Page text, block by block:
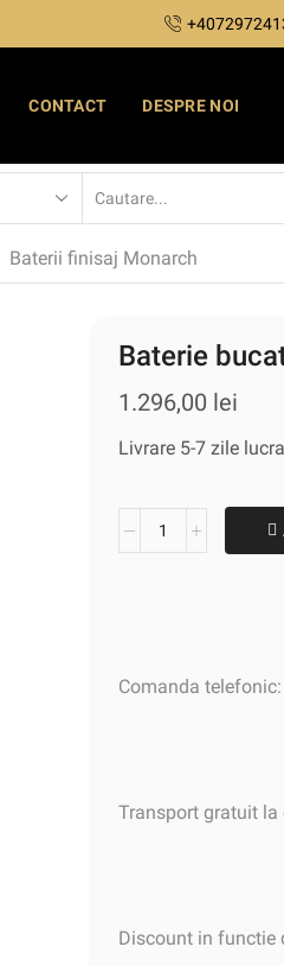
CONTACT DESPRE NOI
Baterii finisaj Monarch
Baterie
1.296,00 lei
Livrare 5-7 zile
Comanda
Transport gratuit la
Discount in functie